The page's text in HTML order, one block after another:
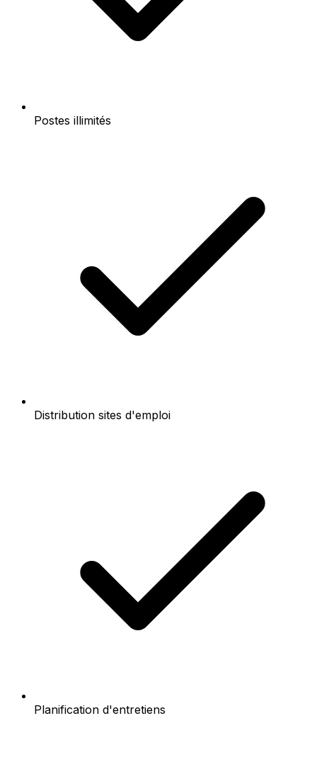
Postes illimités
Distribution sites d'emploi
Planification d'entretiens